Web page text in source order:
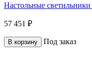
Настольные
57 451 ₽
В корзину Под заказ